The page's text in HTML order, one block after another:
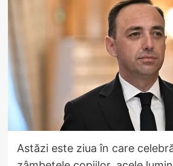
Astăzi este ziua în care